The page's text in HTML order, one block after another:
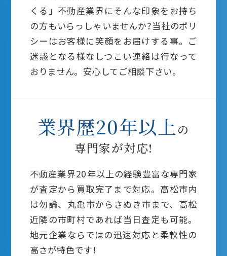
くる」不動産業界にそんな印象をお持ち
の方もいらっしゃいませんか?当社のポリ
シーはお客様に笑顔をお届けする事。 ご
迷惑となる様なしつこい連絡は行なって
おりません。安心してご相談下さい。
業界歴20年以上 の
専門家が対応!
不動産業界20年以上の経験豊富な専門家
が査定から買取完了まで対応。高松市内
は勿論、丸亀市からさぬき市まで、高松
近隣の市町村であれば当日査定も可能。
地元企業ならではの迅速対応と柔軟性の
高さが特色です!